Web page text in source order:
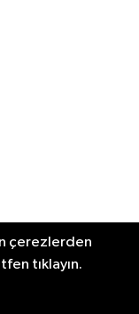
çerezlerden
tıklayın.